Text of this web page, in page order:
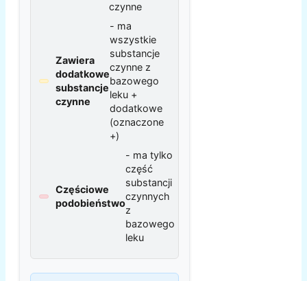
czynne
Zawiera
dodatkowe
substancje
czynne
- ma
wszystkie
substancje
czynne z
bazowego
leku +
dodatkowe
(oznaczone
+)
Częściowe
podobieństwo
- ma tylko
część
substancji
czynnych
z
bazowego
leku